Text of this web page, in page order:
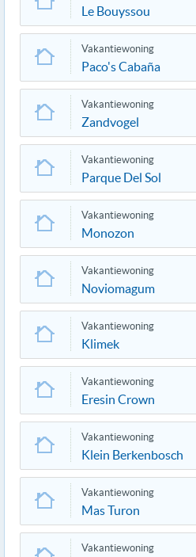
Le Bouyssou
Vakantiewoning
Paco's Cabaña
Vakantiewoning
Zandvogel
Vakantiewoning
Parque Del Sol
Vakantiewoning
Monozon
Vakantiewoning
Noviomagum
Vakantiewoning
Klimek
Vakantiewoning
Eresin Crown
Vakantiewoning
Klein Berkenbosch
Vakantiewoning
Mas Turon
Vakantiewoning